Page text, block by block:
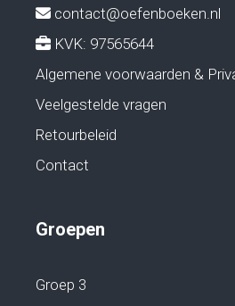
contact@oefenboeken.nl
KVK: 97565644
Algemene voorwaarden &
Veelgestelde vragen
Retourbeleid
Contact
Groepen
Groep 3